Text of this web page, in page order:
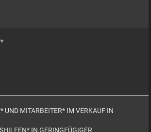
UND MITARBEITER* IM VERKAUF IN
IN GERINGFÜGIGER